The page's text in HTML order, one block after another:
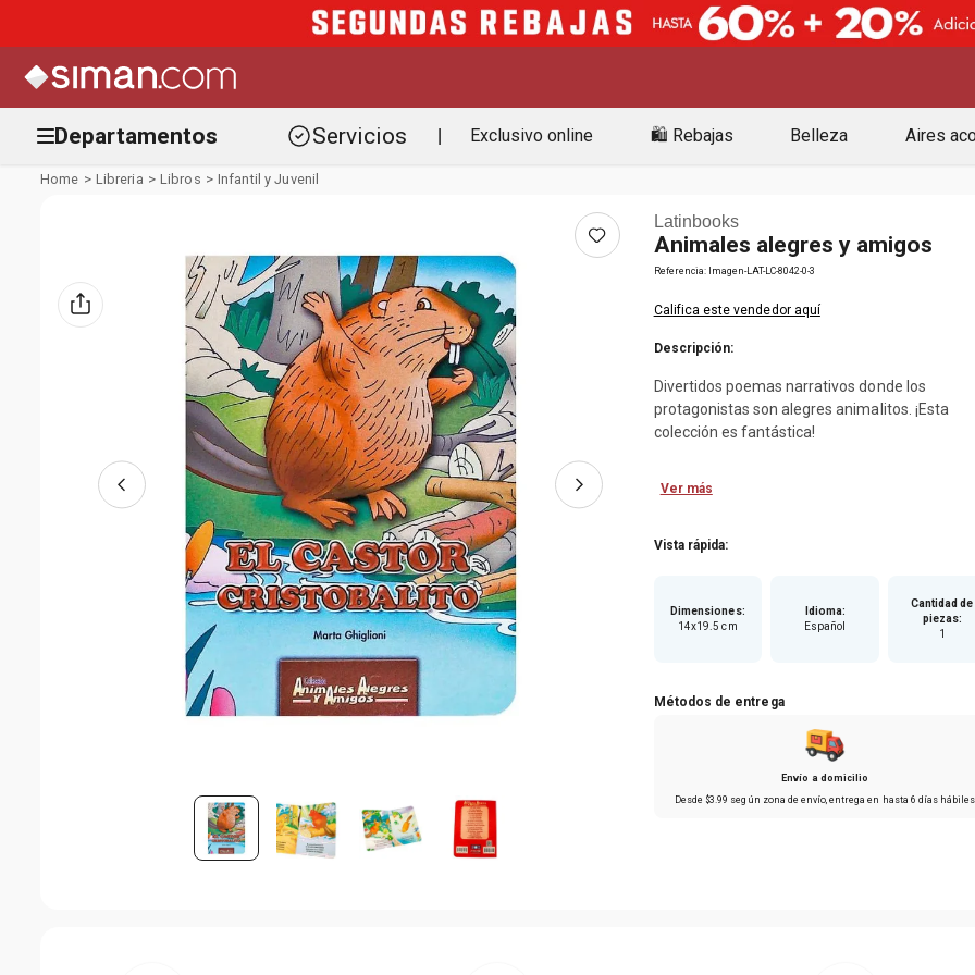
Departamentos Servicios Exclusivo online 🛍️ Rebajas Belleza Aires
Libreria Libros Infantil y Juvenil
Latinbooks
Animales alegres y amigos
Referencia: Imagen-LAT-LC-8042-0-3
Califica este vendedor aquí
Descripción:
Divertidos poemas narrativos donde los
protagonistas son alegres animalitos. ¡Esta
colección es fantástica!
Ver más
Vista rápida:
Dimensiones:
14x19.5 cm
Idioma:
Español
Cantidad de
piezas:
1
Métodos de entrega
Envío a domicilio
Desde $3.99 según zona de envío, entrega en hasta 6 días hábiles